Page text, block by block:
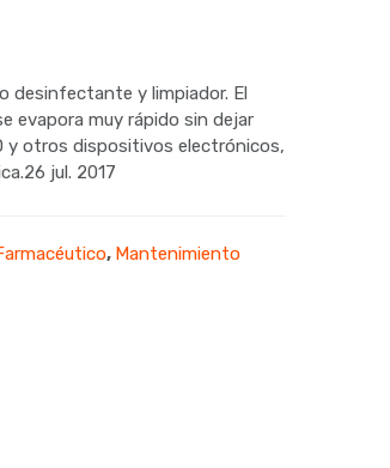
desinfectante y limpiador. El
evapora muy rápido sin dejar
y otros dispositivos electrónicos,
jul. 2017
, Mantenimiento